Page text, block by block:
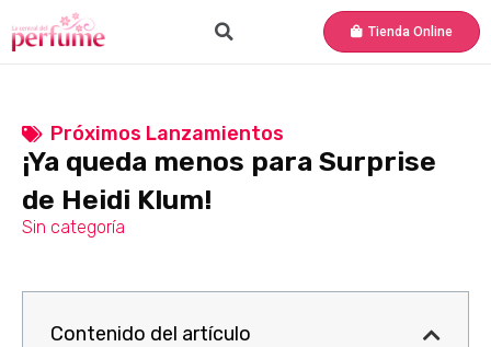
Tienda Online
Próximos Lanzamientos
¡Ya queda menos para Surprise
de Heidi Klum!
Sin categoría
Contenido del artículo